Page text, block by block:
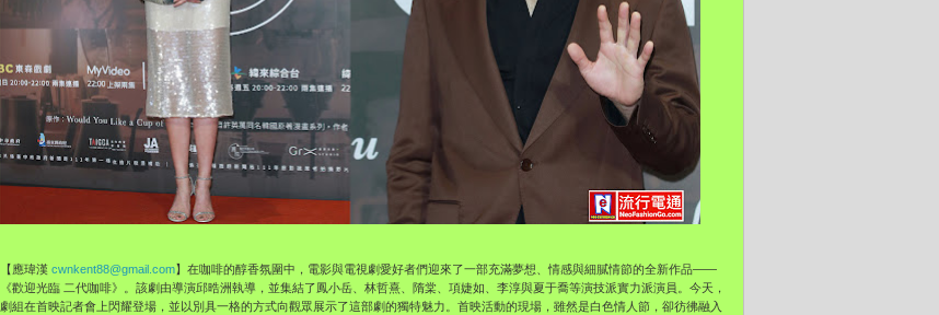
【應瑋漢 cwnkent88@gmail.com】在咖啡的醇香氛圍中，電影與電視劇愛好者們迎來了一部充滿夢想、情感與細膩情節的全新作品——
《歡迎光臨 二代咖啡》。該劇由導演邱晧洲執導，並集結了鳳小岳、林哲熹、隋棠、項婕如、李淳與夏于喬等演技派實力派演員。今天，
劇組在首映記者會上閃耀登場，並以別具一格的方式向觀眾展示了這部劇的獨特魅力。首映活動的現場，雖然是白色情人節，卻彷彿融入